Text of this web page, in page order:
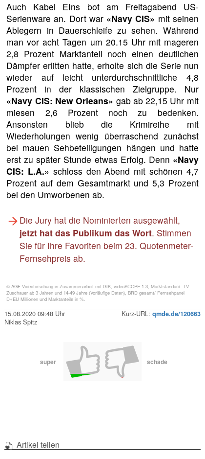
Auch Kabel EIns bot am Freitagabend US-
Serienware an. Dort war «Navy CIS» mit seinen
Ablegern in Dauerschleife zu sehen. Während
man vor acht Tagen um 20.15 Uhr mit mageren
2,8 Prozent Marktanteil noch einen deutlichen
Dämpfer erlitten hatte, erholte sich die Serie nun
wieder auf leicht unterdurchschnittliche 4,8
Prozent in der klassischen Zielgruppe. Nur
«Navy CIS: New Orleans» gab ab 22,15 Uhr mit
miesen 2,6 Prozent noch zu bedenken.
Ansonsten blieb die Krimireihe mit
Wiederholungen wenig überraschend zunächst
bei mauen Sehbeteiligungen hängen und hatte
erst zu später Stunde etwas Erfolg. Denn «Navy
CIS: L.A.» schloss den Abend mit schönen 4,7
Prozent auf dem Gesamtmarkt und 5,3 Prozent
bei den Umworbenen ab.
Die Jury hat die Nominierten ausgewählt,
jetzt hat das Publikum das Wort. Stimmen
Sie für Ihre Favoriten beim 23. Quotenmeter-
Fernsehpreis ab.
© AGF Videoforschung in Zusammenarbeit mit GfK; videoSCOPE 1.3, Marktstandard: TV.
Zuschauer ab 3 Jahren und 14-49 Jahre (Vorläufige Daten), BRD gesamt/ Fernsehpanel
D+EU Millionen und Marktanteile in %.
15.08.2020 09:48 Uhr Kurz-URL: qmde.de/120663
Niklas Spitz
super schade
Artikel teilen